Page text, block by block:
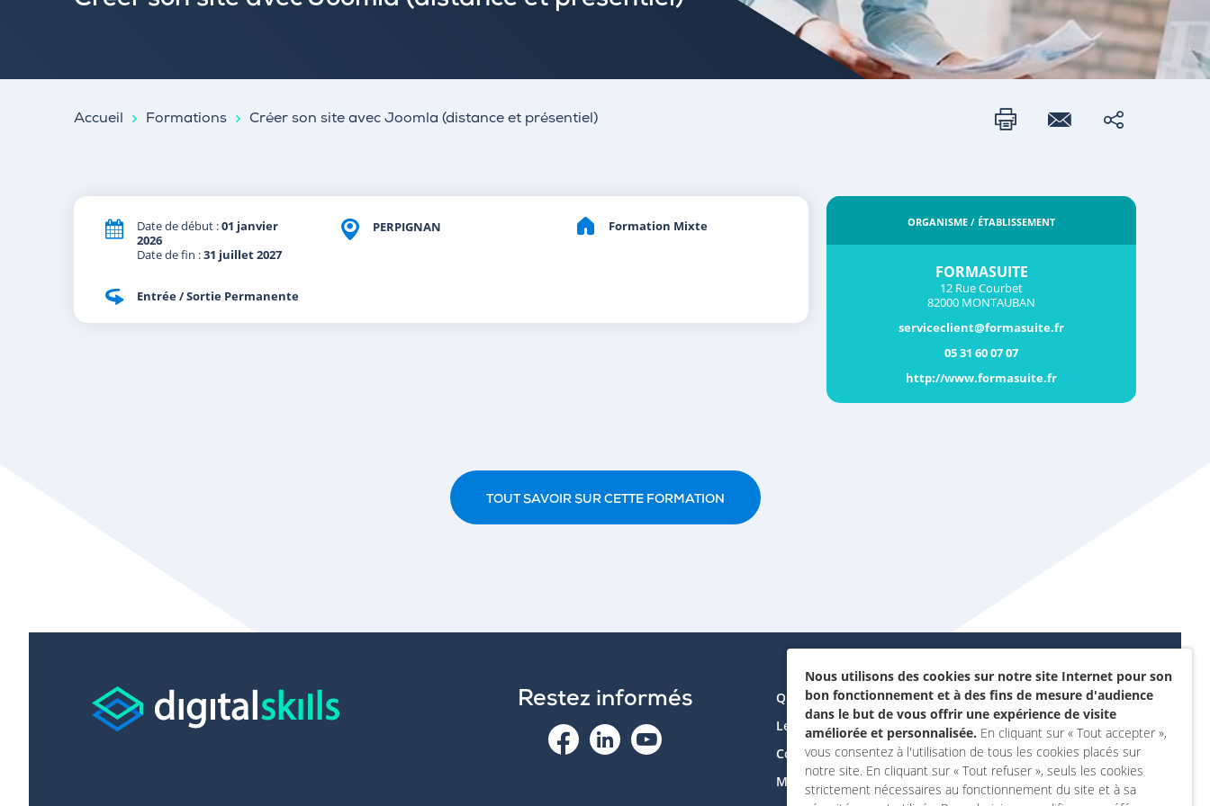
Accueil Formations Créer son site avec Joomla (distance et présentiel)
Date de début :01 janvier
2026
Date de fin :31 juillet 2027
PERPIGNAN Formation Mixte
Entrée / Sortie Permanente
ORGANISME / ÉTABLISSEMENT
FORMASUITE
12 Rue Courbet
82000 MONTAUBAN
serviceclient@formasuite.fr
05 31 60 07 07
http://www.formasuite.fr
TOUT SAVOIR SUR CETTE FORMATION
Restez informés
Qui sommes-nous ?
Le projet
Contactez-nous
Mon compte
Données personnelles et
cookies
Accessibilité : non
conforme
Mentions légales
Nous utilisons des cookies sur notre site Internet pour son
bon fonctionnement et à des fins de mesure d'audience
dans le but de vous offrir une expérience de visite
améliorée et personnalisée. En cliquant sur « Tout accepter »,
vous consentez à l'utilisation de tous les cookies placés sur
notre site. En cliquant sur « Tout refuser », seuls les cookies
strictement nécessaires au fonctionnement du site et à sa